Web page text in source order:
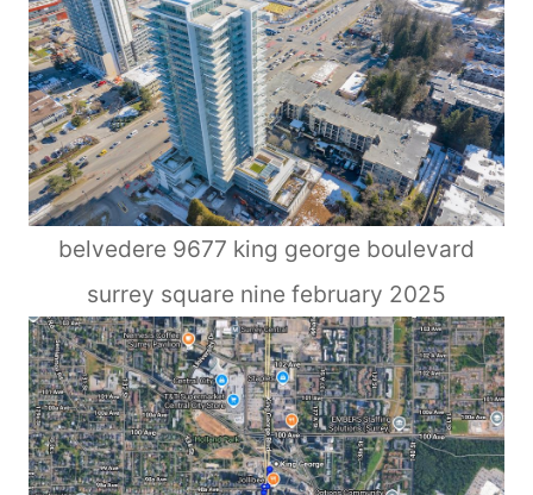
belvedere 9677 king george boulevard
surrey square nine february 2025